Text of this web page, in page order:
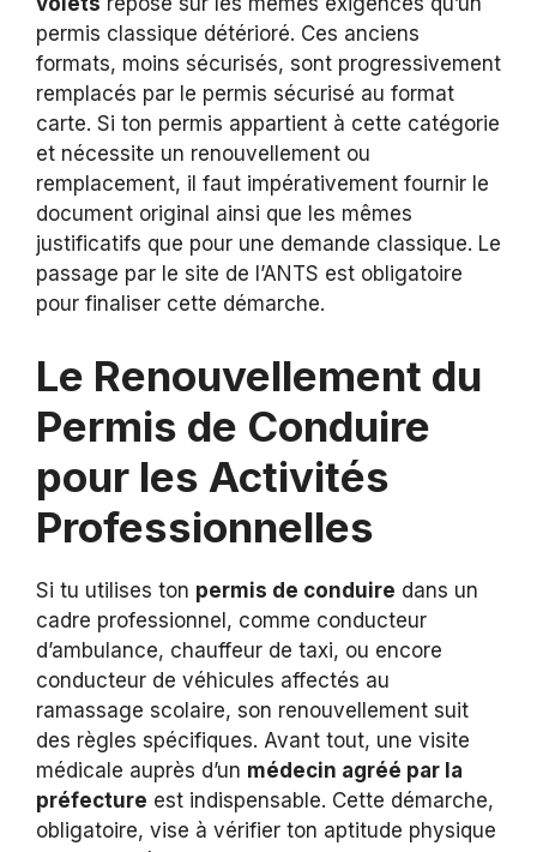
permis classique détérioré. Ces anciens
formats, moins sécurisés, sont progressivement
remplacés par le permis sécurisé au format
carte. Si ton permis appartient à cette catégorie
et nécessite un renouvellement ou
remplacement, il faut impérativement fournir le
document original ainsi que les mêmes
justificatifs que pour une demande classique. Le
passage par le site de l’ANTS est obligatoire
pour finaliser cette démarche.
Le Renouvellement du
Permis de Conduire
pour les Activités
Professionnelles
Si tu utilises ton permis de conduire dans un
cadre professionnel, comme conducteur
d’ambulance, chauffeur de taxi, ou encore
conducteur de véhicules affectés au
ramassage scolaire, son renouvellement suit
des règles spécifiques. Avant tout, une visite
médicale auprès d’un médecin agréé par la
préfecture est indispensable. Cette démarche,
obligatoire, vise à vérifier ton aptitude physique